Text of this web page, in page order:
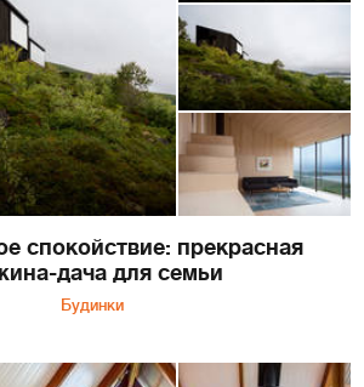
спокойствие: прекрасная
дача для семьи
Будинки